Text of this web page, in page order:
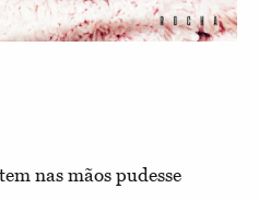
nas mãos pudesse